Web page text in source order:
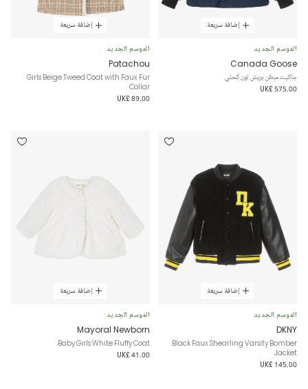
إضافة سريعة
الموسم الجديد
Canada Goose
جاكيت مبطن بريش لون كحلي
UK£ 575.00
إضافة سريعة
الموسم الجديد
Patachou
Girls Beige Tweed Coat with Faux Fur
Collar
UK£ 89.00
إضافة سريعة
الموسم الجديد
DKNY
Black Faux Shearling Varsity Bomber
Jacket
UK£ 145.00
إضافة سريعة
الموسم الجديد
Mayoral Newborn
Baby Girls White Fluffy Coat
UK£ 41.00